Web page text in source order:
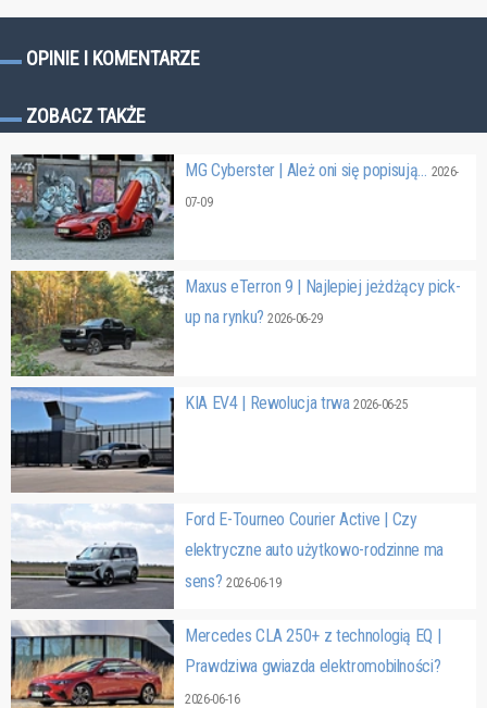
OPINIE I KOMENTARZE
ZOBACZ TAKŻE
MG Cyberster | Ależ oni się popisują… 2026-
07-09
Maxus eTerron 9 | Najlepiej jeżdżący pick-
up na rynku?2026-06-29
KIA EV4 | Rewolucja trwa2026-06-25
Ford E-Tourneo Courier Active | Czy
elektryczne auto użytkowo-rodzinne ma
sens? 2026-06-19
Mercedes CLA 250+ z technologią EQ |
Prawdziwa gwiazda elektromobilności?
2026-06-16